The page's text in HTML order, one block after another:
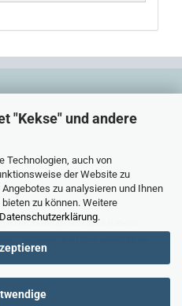
"Kekse" und andere
Technologien, auch von
der Website zu
zu analysieren und Ihnen
zu können. Weitere
Datenschutzerklärung.
soweit sie nicht durch Dritte zur